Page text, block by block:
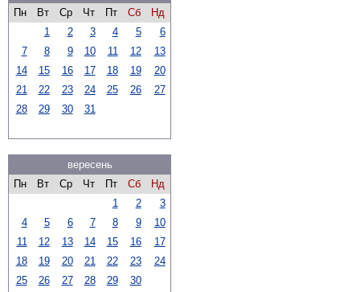
Пн
Вт Ср Чт Пт Сб
Нд
1
2 3 4 5
6
7
8 9 10 11 12
13
14
15 16 17 18 19
20
21
22 23 24 25 26
27
28
29 30 31
вересень
Пн
Вт Ср Чт Пт Сб
Нд
1
2
3
4
5 6 7 8 9
10
11
12 13 14 15 16
17
18
19 20 21 22 23
24
25
26 27 28 29 30